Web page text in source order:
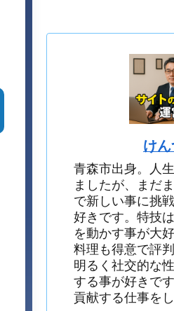
け
青森市出身。人
ましたが、まだ
で新しい事に挑
好きです。特技
を動かす事が大好
料理も得意で評
明るく社交的な
する事が好きで
貢献する仕事をし